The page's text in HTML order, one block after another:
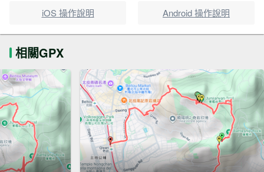
iOS 操作說明 Android 操作說明
相關GPX